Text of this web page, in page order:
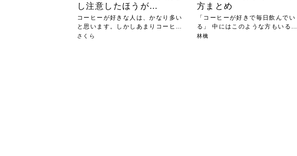
し注意したほうが…
コーヒーが好きな人は、かなり多い
と思います。しかしあまりコーヒー
ばか...
さくら
方まとめ
「コーヒーが好きで毎日飲んでい
る」 中にはこのような方もいるの
では...
林檎